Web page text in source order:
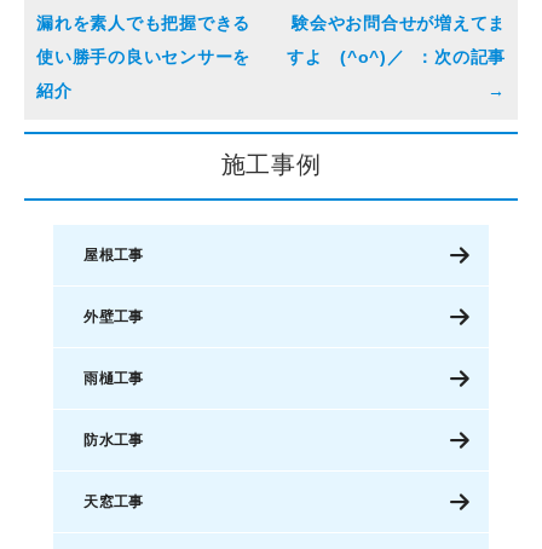
漏れを素人でも把握できる
使い勝手の良いセンサーを
紹介
験会やお問合せが増えてま
すよ (^o^)／
施工事例
屋根工事
外壁工事
雨樋工事
防水工事
天窓工事